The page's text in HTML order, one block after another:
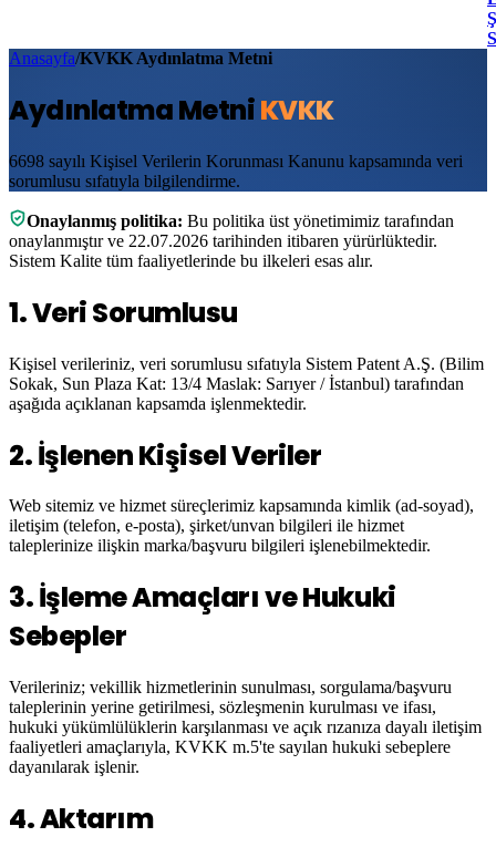
Anasayfa/KVKK Aydınlatma Metni
Aydınlatma MetniKVKK
6698 sayılı Kişisel Verilerin Korunması Kanunu kapsamında veri
sorumlusu sıfatıyla bilgilendirme.
Onaylanmış politika: Bu politika üst yönetimimiz tarafından
onaylanmıştırve 22.07.2026 tarihinden itibaren yürürlüktedir.
Sistem Kalite tüm faaliyetlerinde bu ilkeleri esas alır.
1.Veri Sorumlusu
Kişisel verileriniz, veri sorumlusu sıfatıyla Sistem Patent A.Ş. (Bilim
Sokak, Sun Plaza Kat: 13/4 Maslak: Sarıyer / İstanbul) tarafından
aşağıda açıklanan kapsamda işlenmektedir.
2.İşlenen Kişisel Veriler
Web sitemiz ve hizmet süreçlerimiz kapsamında kimlik (ad-soyad),
iletişim (telefon, e-posta), şirket/unvan bilgileri ile hizmet
taleplerinize ilişkin marka/başvuru bilgileri işlenebilmektedir.
3.İşleme Amaçları ve Hukuki
Sebepler
Verileriniz; vekillik hizmetlerinin sunulması, sorgulama/başvuru
taleplerinin yerine getirilmesi, sözleşmenin kurulması ve ifası,
hukuki yükümlülüklerin karşılanması ve açık rızanıza dayalı iletişim
faaliyetleri amaçlarıyla, KVKK m.5'te sayılan hukuki sebeplere
dayanılarak işlenir.
4.Aktarım